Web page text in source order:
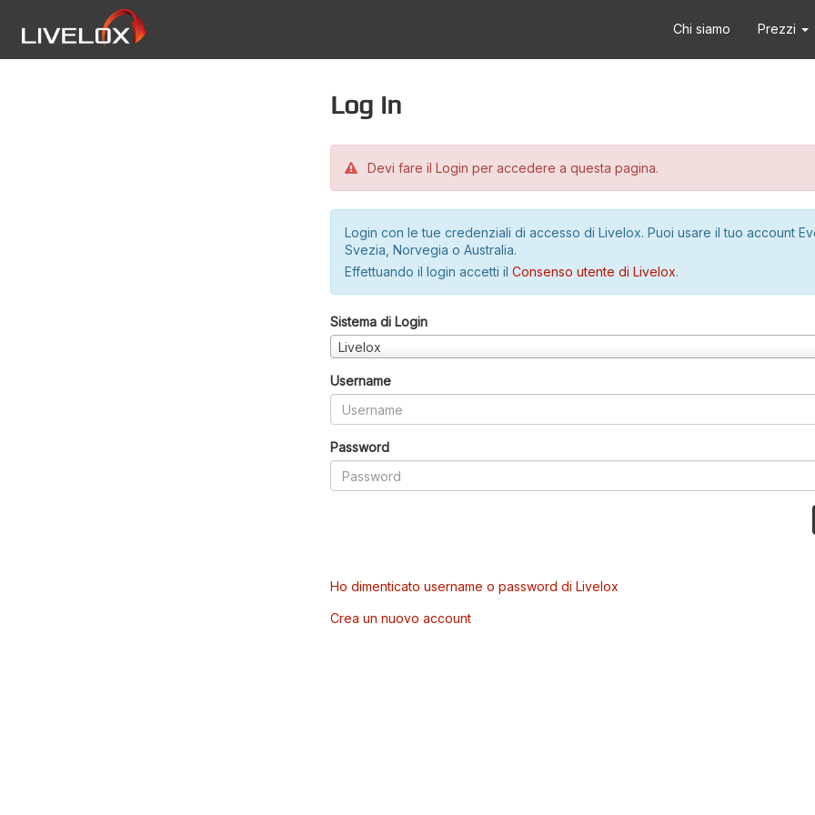
Chi siamo Prezzi
Log in
Devi fare il Login per accedere a questa pagina.
Login con le tue credenziali di accesso di Livelox. Puoi usare il tuo account
Svezia, Norvegia o Australia.
Effettuando il login accetti il Consenso utente di Livelox.
Sistema di Login
Livelox
Username
Password
Ho dimenticato username o password di Livelox
Crea un nuovo account